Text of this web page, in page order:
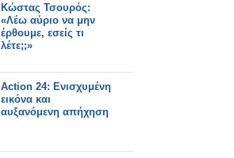
Κώστας Τσουρός:
«Λέω αύριο να μην
έρθουμε, εσείς τι
λέτε;;»
Action 24: Ενισχυμένη
εικόνα και
αυξανόμενη απήχηση